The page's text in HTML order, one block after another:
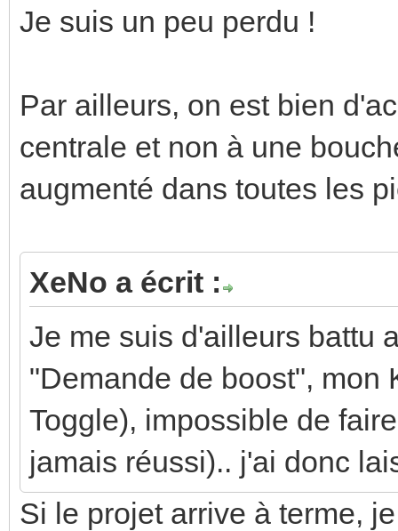
Je suis un peu perdu !
Par ailleurs, on est bien
centrale et non à une
augmenté dans toutes les
XeNo a écrit :
Je me suis d'ailleurs battu
"Demande de boost", mon
Toggle), impossible de
jamais réussi).. j'ai donc
Si le projet arrive à terme,